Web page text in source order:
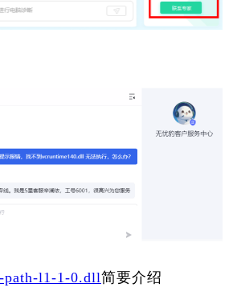
path-l1-1-0.dll简要介绍